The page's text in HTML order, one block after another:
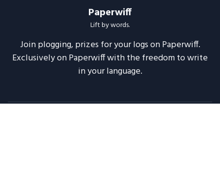
Paperwiff
Lift by words.
Join plogging, prizes for your logs on Paperwiff.
Exclusively on Paperwiff with the freedom to write
in your language.